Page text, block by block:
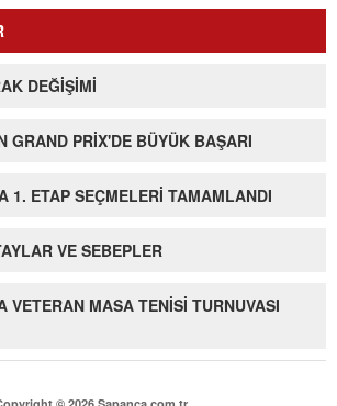
DEĞİŞİMİ
GRAND PRİX'DE BÜYÜK BAŞARI
1. ETAP SEÇMELERİ TAMAMLANDI
VE SEBEPLER
VETERAN MASA TENİSİ TURNUVASI